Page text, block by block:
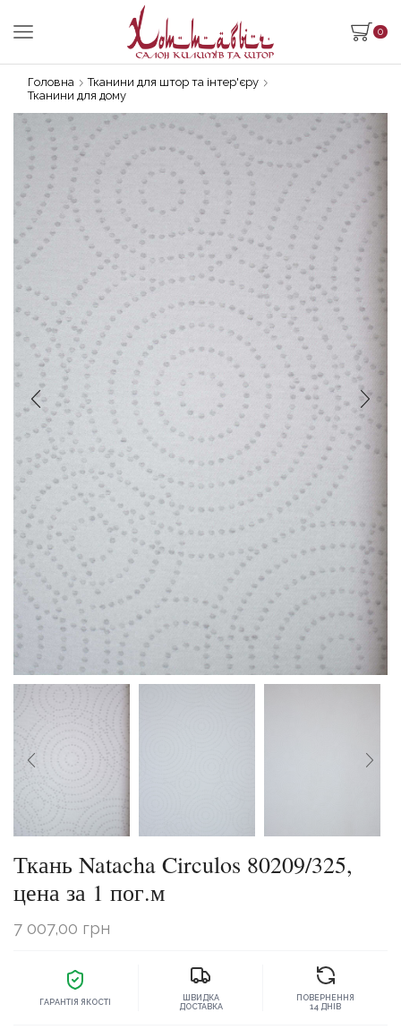
0
Головна
Тканини для штор та інтер'єру
Тканини для дому
Ткань Natacha Circulos 80209/325,
цена за 1 пог.м
7 007,00 грн
ГАРАНТІЯ ЯКОСТІ
ШВИДКА
ДОСТАВКА
ПОВЕРНЕННЯ
14 ДНІВ